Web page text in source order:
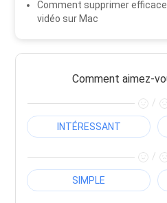
Comment supprimer
vidéo sur Mac
Comment aimez-
/
INTÉRESSANT
/
SIMPLE